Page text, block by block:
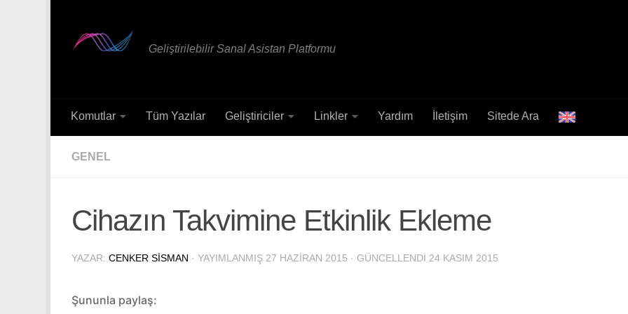
Geliştirilebilir Sanal Asistan Platformu
Komutlar Tüm Yazılar Geliştiriciler Linkler Yardım İletişim Sitede Ara
GENEL
Cihazın Takvimine Etkinlik Ekleme
YAZAR: CENKER SISMAN · YAYIMLANMIŞ 27 HAZIRAN 2015 · GÜNCELLENDI 24 KASIM 2015
Şununla paylaş: